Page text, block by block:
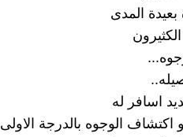
المدى
اسافر له
الوجوه بالدرجة الاولى